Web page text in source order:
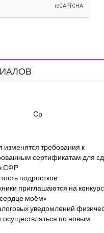
Ср
изменятся требования к
сертификатам для
СФР
подростков
приглашаются на конкурс
моём»
уведомлений
осуществляться по новым